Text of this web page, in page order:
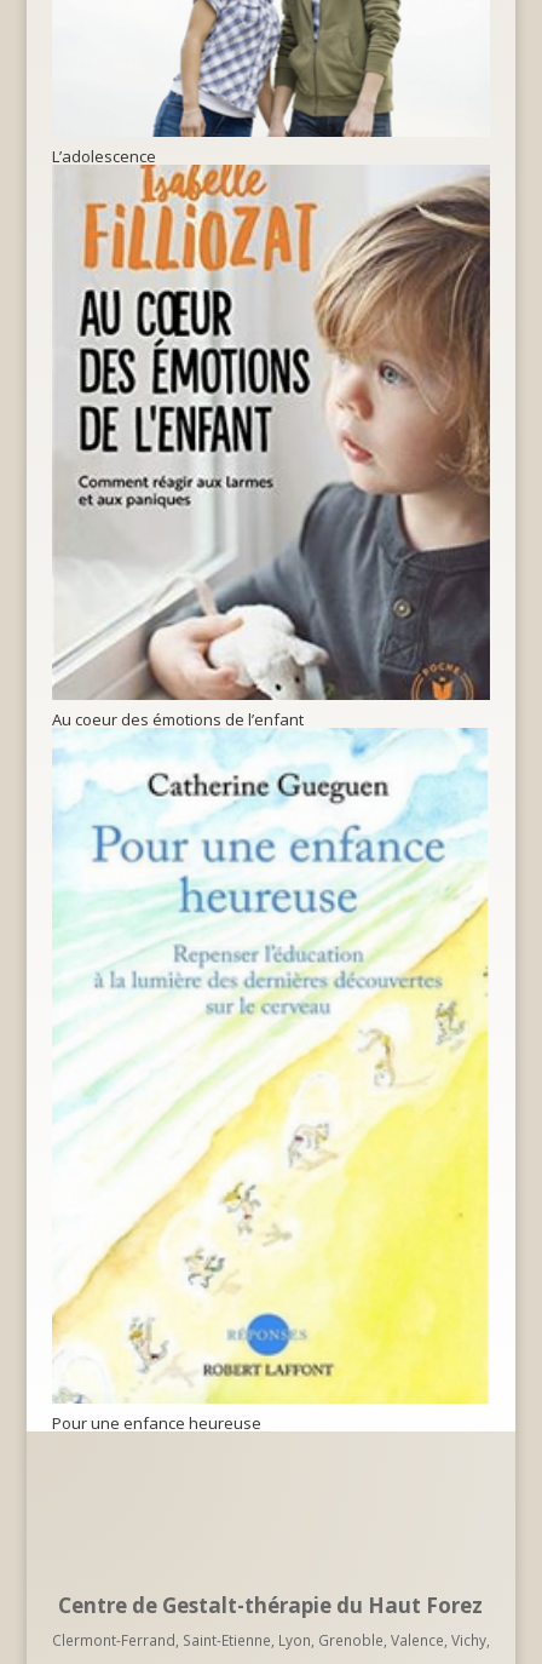
L’adolescence
Au coeur des émotions de l’enfant
Pour une enfance heureuse
Centre de Gestalt-thérapie du Haut Forez
Clermont-Ferrand, Saint-Etienne, Lyon, Grenoble, Valence, Vichy,